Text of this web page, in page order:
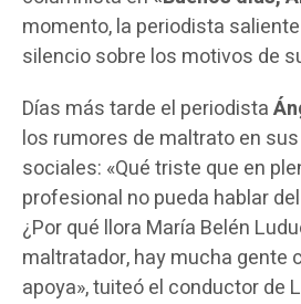
momento, la periodista
silencio sobre los motivos de
Días más tarde el periodista
los rumores de maltrato en
sociales: «Qué triste que en
profesional no pueda hablar
¿Por qué llora María Belén
maltratador, hay mucha gente
apoya», tuiteó el conductor de